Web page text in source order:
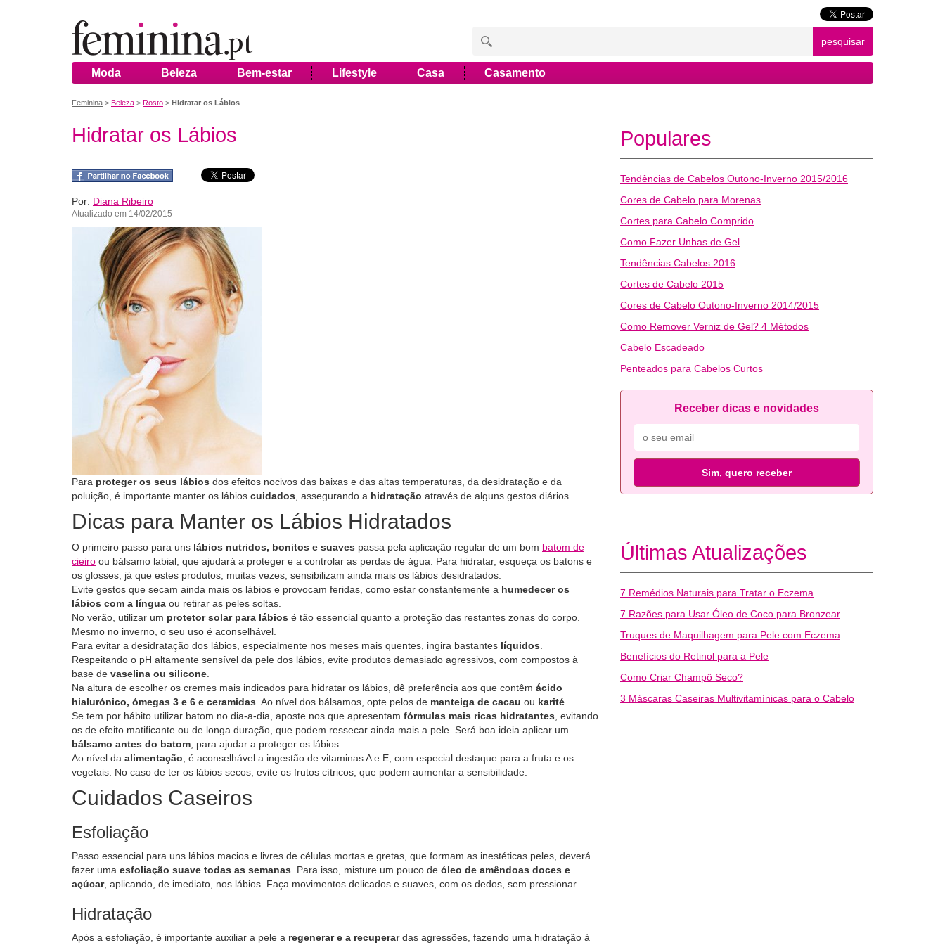
pesquisar
Moda Beleza Bem-estar Lifestyle Casa Casamento
Feminina > Beleza > Rosto > Hidratar os Lábios
Hidratar os Lábios
Por: Diana Ribeiro
Atualizado em 14/02/2015
Para proteger os seus lábios dos efeitos nocivos das baixas e das altas temperaturas, da desidratação e da
poluição, é importante manter os lábios cuidados , assegurando a hidratação através de alguns gestos diários.
Dicas para Manter os Lábios Hidratados
O primeiro passo para uns lábios nutridos, bonitos e suaves passa pela aplicação regular de um bom batom de
cieiro ou bálsamo labial, que ajudará a proteger e a controlar as perdas de água. Para hidratar, esqueça os batons e
os glosses, já que estes produtos, muitas vezes, sensibilizam ainda mais os lábios desidratados.
Evite gestos que secam ainda mais os lábios e provocam feridas, como estar constantemente a humedecer os
lábios com a língua ou retirar as peles soltas.
No verão, utilizar um protetor solar para lábios é tão essencial quanto a proteção das restantes zonas do corpo.
Mesmo no inverno, o seu uso é aconselhável.
Para evitar a desidratação dos lábios, especialmente nos meses mais quentes, ingira bastantes líquidos
Respeitando o pH altamente sensível da pele dos lábios, evite produtos demasiado agressivos, com compostos à
base de vaselina ou silicone
Na altura de escolher os cremes mais indicados para hidratar os lábios, dê preferência aos que contêm ácido
hialurónico, ómegas 3 e 6 e ceramidas . Ao nível dos bálsamos, opte pelos de manteiga de cacau ou karité
Se tem por hábito utilizar batom no dia-a-dia, aposte nos que apresentam fórmulas mais ricas hidratantes , evitando
os de efeito matificante ou de longa duração, que podem ressecar ainda mais a pele. Será boa ideia aplicar um
bálsamo antes do batom , para ajudar a proteger os lábios.
Ao nível da alimentação , é aconselhável a ingestão de vitaminas A e E, com especial destaque para a fruta e os
vegetais. No caso de ter os lábios secos, evite os frutos cítricos, que podem aumentar a sensibilidade.
Cuidados Caseiros
Esfoliação
Passo essencial para uns lábios macios e livres de células mortas e gretas, que formam as inestéticas peles, deverá
fazer uma esfoliação suave todas as semanas . Para isso, misture um pouco de óleo de amêndoas doces e
açúcar, aplicando, de imediato, nos lábios. Faça movimentos delicados e suaves, com os dedos, sem pressionar.
Hidratação
Após a esfoliação, é importante auxiliar a pele a regenerar e a recuperardas agressões, fazendo uma hidratação à
Populares
Tendências de Cabelos Outono-Inverno 2015/2016
Cores de Cabelo para Morenas
Cortes para Cabelo Comprido
Como Fazer Unhas de Gel
Tendências Cabelos 2016
Cortes de Cabelo 2015
Cores de Cabelo Outono-Inverno 2014/2015
Como Remover Verniz de Gel? 4 Métodos
Cabelo Escadeado
Penteados para Cabelos Curtos
Receber dicas e novidades
Sim, quero receber
Últimas Atualizações
7 Remédios Naturais para Tratar o Eczema
7 Razões para Usar Óleo de Coco para Bronzear
Truques de Maquilhagem para Pele com Eczema
Benefícios do Retinol para a Pele
Como Criar Champô Seco?
3 Máscaras Caseiras Multivitamínicas para o Cabelo